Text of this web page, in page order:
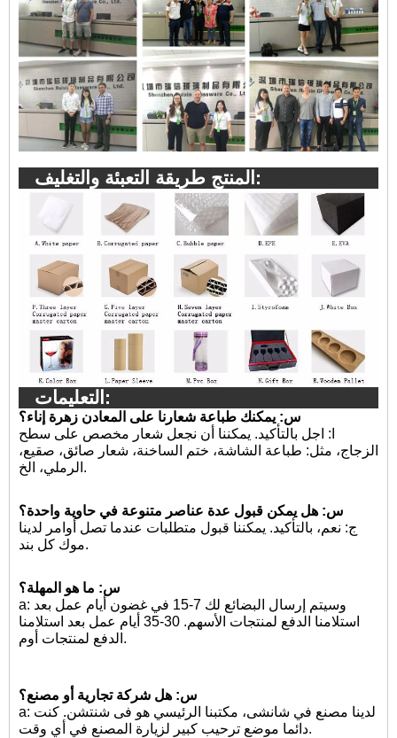
المنتج طريقة التعبئة والتغليف:
التعليمات:
س: يمكنك طباعة شعارنا على المعادن زهرة إناء؟
ا: اجل بالتأكيد. يمكننا أن نجعل شعار مخصص على سطح
الزجاج، مثل: طباعة الشاشة، ختم الساخنة، شعار صائق، صقيع،
الرملي، الخ.
س: هل يمكن قبول عدة عناصر متنوعة في حاوية واحدة؟
ج: نعم، بالتأكيد. يمكننا قبول متطلبات عندما تصل أوامر لدينا
موك كل بند.
س: ما هو المهلة؟
a: وسيتم إرسال البضائع لك 7-15 في غضون أيام عمل بعد
استلامنا الدفع لمنتجات الأسهم. 30-35 أيام عمل بعد استلامنا
الدفع لمنتجات أوم.
س: هل شركة تجارية أو مصنع؟
a: لدينا مصنع في شانشى، مكتبنا الرئيسي هو فى شنتشن. كنت
دائما موضع ترحيب كبير لزيارة المصنع في أي وقت.